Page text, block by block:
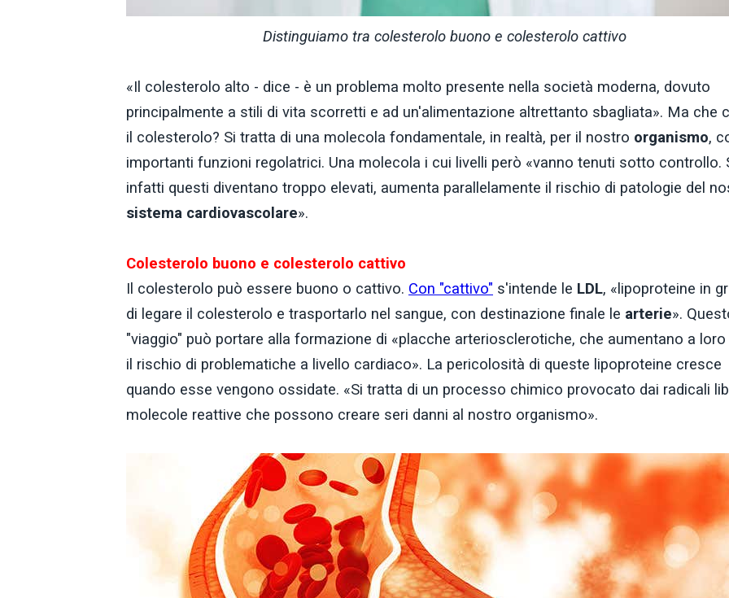
Distinguiamo tra colesterolo buono e colesterolo cattivo
«Il colesterolo alto - dice - è un problema molto presente nella società moderna, dovuto
principalmente a stili di vita scorretti e ad un'alimentazione altrettanto sbagliata». Ma che
il colesterolo? Si tratta di una molecola fondamentale, in realtà, per il nostro organismo,
importanti funzioni regolatrici. Una molecola i cui livelli però «vanno tenuti sotto controllo.
infatti questi diventano troppo elevati, aumenta parallelamente il rischio di patologie del
sistema cardiovascolare».
Colesterolo buono e colesterolo cattivo
Il colesterolo può essere buono o cattivo. Con "cattivo" s'intende le LDL, «lipoproteine in
di legare il colesterolo e trasportarlo nel sangue, con destinazione finale le arterie».
"viaggio" può portare alla formazione di «placche arteriosclerotiche, che aumentano a
il rischio di problematiche a livello cardiaco». La pericolosità di queste lipoproteine cresce
quando esse vengono ossidate. «Si tratta di un processo chimico provocato dai radicali
molecole reattive che possono creare seri danni al nostro organismo».